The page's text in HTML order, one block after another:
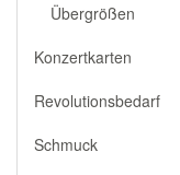
Übergrößen
Konzertkarten
Revolutionsbedarf
Schmuck